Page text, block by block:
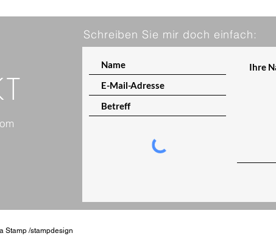
Schreiben Sie mir doch einfach:
Stamp /stampdesign